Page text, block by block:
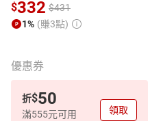
$332 $431
1% (賺3點)
優惠券
折$50
滿555元可用 領取